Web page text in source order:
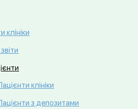
клініки
клініки
з депозитами